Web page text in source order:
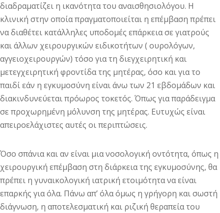
διαδραματίζει η ικανότητα του αναισθησιολόγου. Η
κλινική στην οποία πραγματοποιείται η επέμβαση πρέπει
να διαθέτει κατάλληλες υποδομές επάρκεια σε γιατρούς
και άλλων χειρουργικών ειδικοτήτων ( ουρολόγων,
αγγειοχειρουργών) τόσο για τη διεγχειρητική και
μετεγχειρητική φροντίδα της μητέρας, όσο και για το
παιδί εάν η εγκυμοσύνη είναι άνω των 21 εβδομάδων και
διακινδυνεύεται πρόωρος τοκετός. Όπως για παράδειγμα
σε προχωρημένη μόλυνση της μητέρας. Ευτυχώς είναι
απειροελάχιστες αυτές οι περιπτώσεις.
Όσο σπάνια και αν είναι μια νοσολογική οντότητα, όπως η
χειρουργική επέμβαση στη διάρκεια της εγκυμοσύνης, θα
πρέπει η γυναικολογική ιατρική ετοιμότητα να είναι
επαρκής για όλα. Πάνω απ’ όλα όμως η γρήγορη και σωστή
διάγνωση, η αποτελεσματική και ριζική θεραπεία του